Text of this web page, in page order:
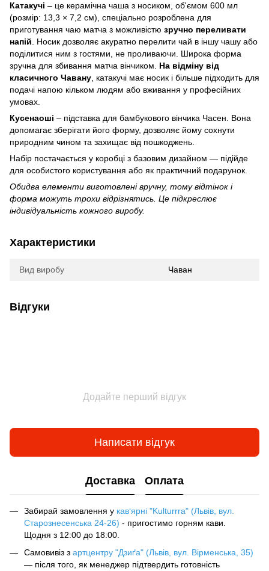
Катакучі – це керамічна чаша з носиком, об'ємом 600 мл
(розмір: 13,3 × 7,2 см), спеціально розроблена для
приготування чаю матча з можливістю зручно переливати
напій . Носик дозволяє акуратно перелити чай в іншу чашу або
поділитися ним з гостями, не проливаючи. Широка форма
зручна для збивання матча вінчиком. На відміну від
класичного Чавану , катакучі має носик і більше підходить для
подачі напою кільком людям або вживання у професійних
умовах.
Кусенаоші – підставка для бамбукового вінчика Часен. Вона
допомагає зберігати його форму, дозволяє йому сохнути
природним чином та захищає від пошкоджень.
Набір постачається у коробці з базовим дизайном — підійде
для особистого користування або як практичний подарунок.
Обидва елементи виготовлені вручну, тому відтінок і
форма можуть трохи відрізнятись. Це підкреслює
індивідуальність кожного виробу.
Характеристики
Вид виробу Чаван
Відгуки
Додайте перший відгук
Написати відгук
Доставка Оплата
Забирай замовлення у кав‘ярні "Kulturrra" (Львів, вул.
Старознесенська 24-26) - пригостимо горням кави.
Щодня з 12:00 до 18:00.
Самовивіз з артцентру "Дзиґа" (Львів, вул. Вірменська, 35)
— після того, як менеджер підтвердить готовність